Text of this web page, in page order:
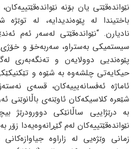
نێوانده‌قێتی یان بۆنه‌
باختیندا له‌ پێوه‌ندیدایه‌، له‌ توێژه‌
نادیارن. “نێوانده‌قێتی له‌سه‌ر ئه‌م
سیستمیکی به‌ستراو، سه‌ربه‌خۆ و خۆژی
پێوه‌ندیی دوولایه‌ن و ته‌نگه‌به‌ری
حیکایه‌تی چلشه‌وه‌ به‌ شێوه‌ و
ئاماژه‌ ئه‌فسانه‌یییه‌کان، قسه‌ی
شێعره‌ کلاسیکه‌کان ئاوێنه‌ی باڵانوێنی
به‌ درێژاییی ساڵانێکی دوورودرێژ
نێوانده‌قێتییه‌کان له‌م گێڕانه‌وه‌یه‌دا
زمانی وێژه‌یی له‌ زاراوه‌